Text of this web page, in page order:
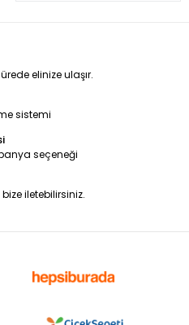
elinize ulaşır.
sistemi
seçeneği
iletebilirsiniz.